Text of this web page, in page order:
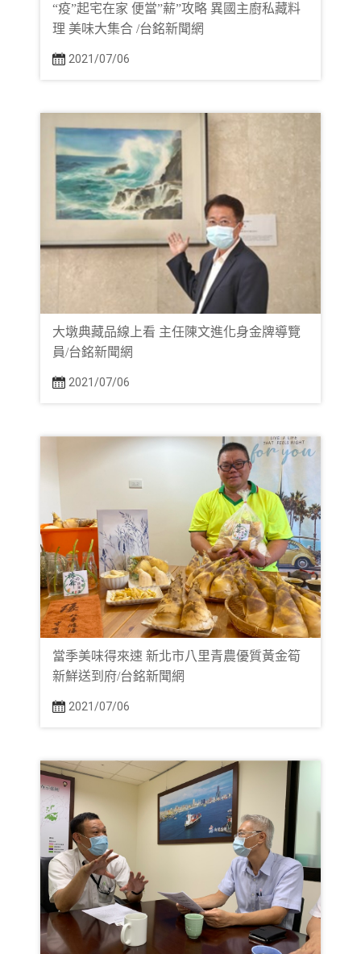
“疫”起宅在家 便當”薪”攻略 異國主廚私藏料
理 美味大集合 /台銘新聞網
2021/07/06
大墩典藏品線上看 主任陳文進化身金牌導覽
員/台銘新聞網
2021/07/06
當季美味得來速 新北市八里青農優質黃金筍
新鮮送到府/台銘新聞網
2021/07/06